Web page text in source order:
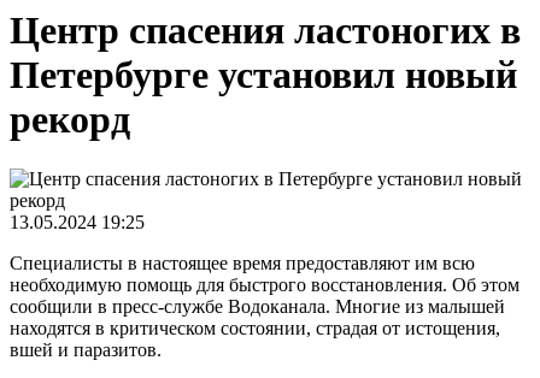
Центр спасения ластоногих в
Петербурге установил новый
рекорд
13.05.2024 19:25
Специалисты в настоящее время предоставляют им всю
необходимую помощь для быстрого восстановления. Об этом
сообщили в пресс-службе Водоканала. Многие из малышей
находятся в критическом состоянии, страдая от истощения,
вшей и паразитов.